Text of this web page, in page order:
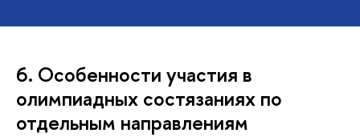
6. Особенности участия в
олимпиадных состязаниях по
отдельным направлениям